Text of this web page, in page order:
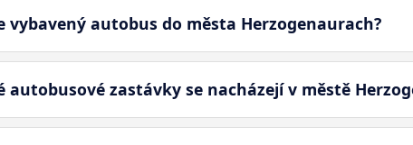
vybavený autobus do města Herzogenaurach?
autobusové zastávky se nacházejí v městě